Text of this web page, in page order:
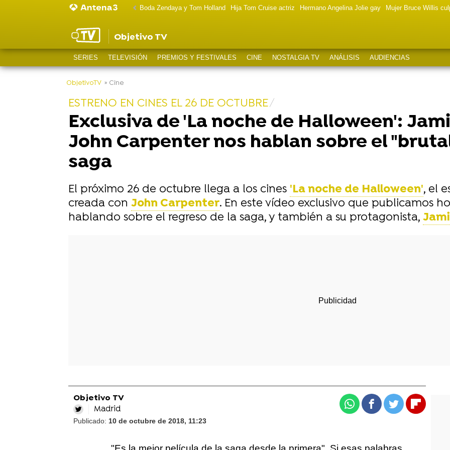
Boda Zendaya y Tom Holland Hija Tom Cruise actriz Hermano Angelina Jolie gay Mujer Bruce Willis
Objetivo TV
SERIES TELEVISIÓN PREMIOS Y FESTIVALES CINE NOSTALGIA TV ANÁLISIS AUDIENCIAS
-
ObjetivoTV » Cine
ESTRENO EN CINES EL 26 DE OCTUBRE
Exclusiva de 'La noche de Halloween':
John Carpenter nos hablan sobre el
saga
El próximo 26 de octubre llega a los cines 'La noche de Halloween', el
creada con John Carpenter. En este vídeo exclusivo que publicamos
hablando sobre el regreso de la saga, y también a su protagonista,
Objetivo TV
Madrid
Publicado: 10 de octubre de 2018, 11:23
WhatsappFacebook
Twitter